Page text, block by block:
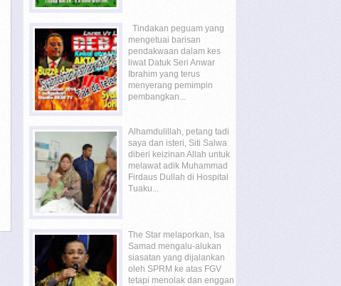
Tindakan peguam yang
mengetuai barisan
pendakwaan dalam kes
liwat Datuk Seri Anwar
Ibrahim yang terus
menyerang pemimpin
pembangkan...
Alhamdulillah, petang tadi
saya dan isteri, Siti Salwa
diberi keizinan Allah untuk
melawat adik Muhammad
Firdaus Dullah di Hospital
Tuaku...
The Star melaporkan, Isa
Samad mengalu-alukan
siasatan yang dijalankan
oleh SPRM ke atas FGV
tetapi menolak dan enggan